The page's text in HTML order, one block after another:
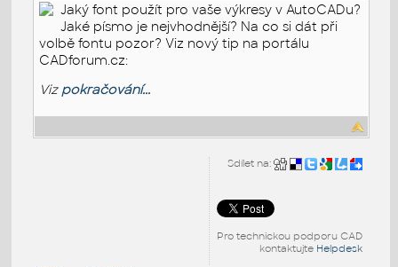
Jaký font použít pro vaše výkresy v AutoCADu?
Jaké písmo je nejvhodnější? Na co si dát při
volbě fontu pozor? Viz nový tip na portálu
CADforum.cz:
Viz pokračování...
Sdílet na:
Pro technickou podporu CAD
kontaktujte Helpdesk